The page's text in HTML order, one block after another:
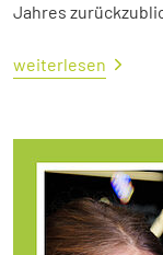
Jahres
weiterlesen